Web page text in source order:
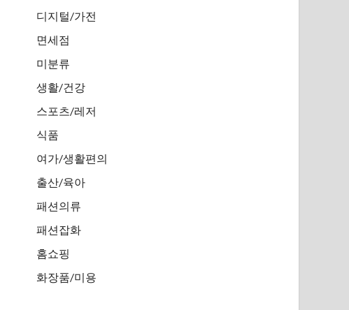
디지털/가전
면세점
미분류
생활/건강
스포츠/레저
식품
여가/생활편의
출산/육아
패션의류
패션잡화
홈쇼핑
화장품/미용